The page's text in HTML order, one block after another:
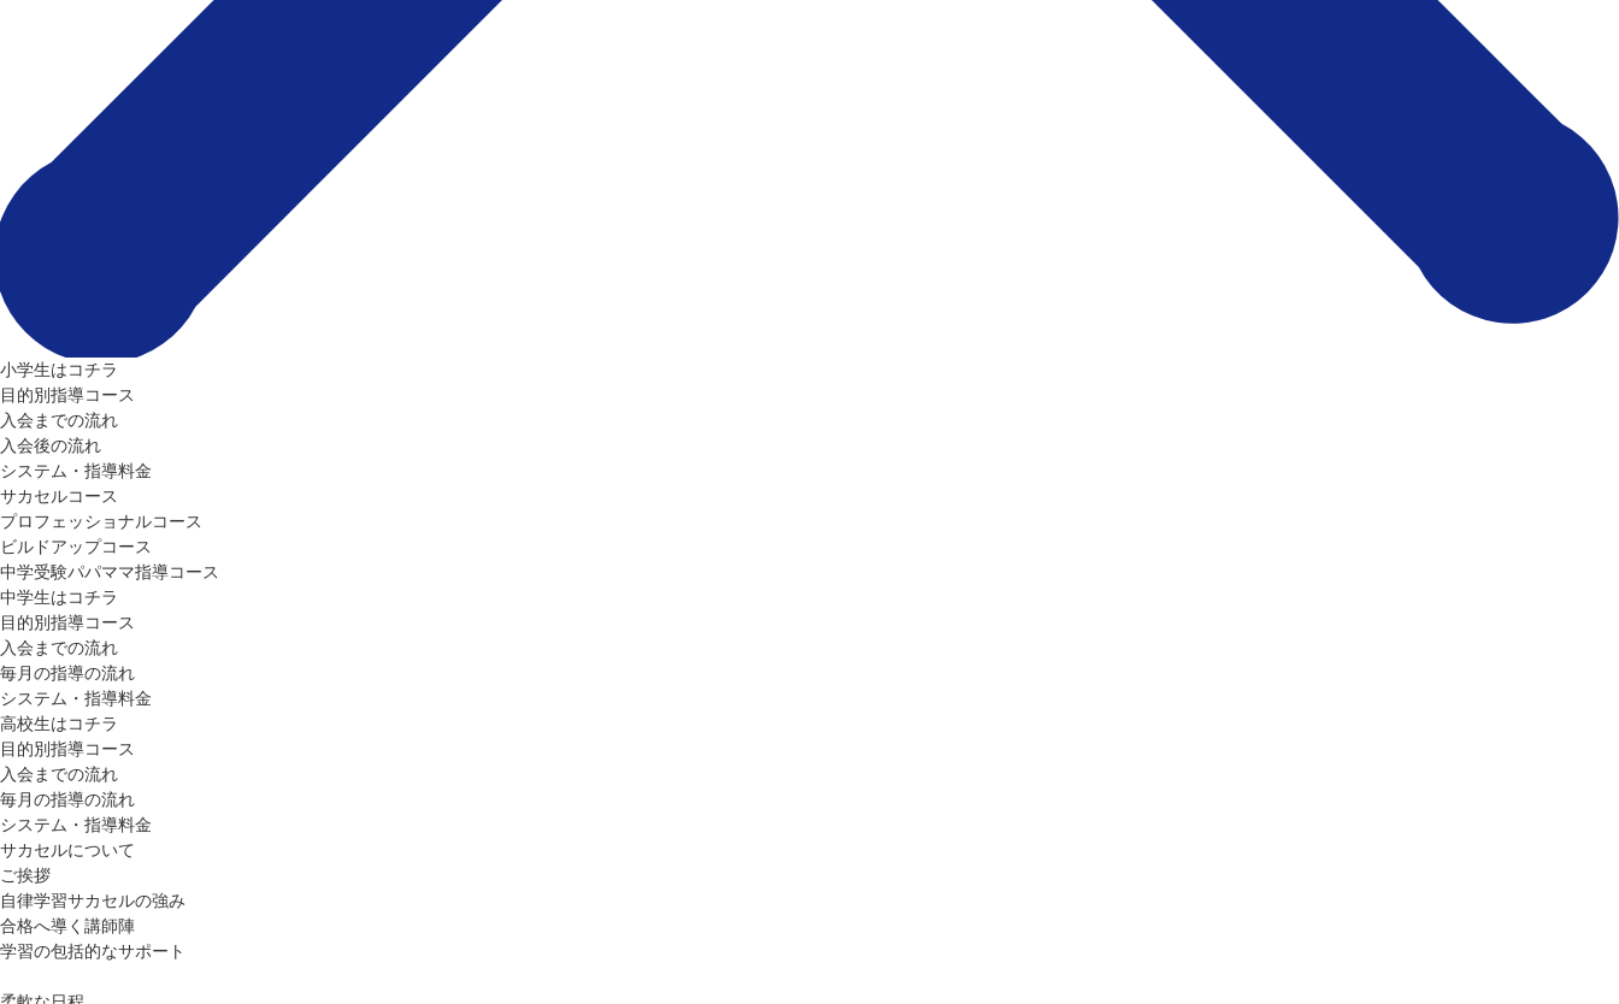
小学生はコチラ
目的別指導コース
入会までの流れ
入会後の流れ
システム・指導料金
サカセルコース
プロフェッショナルコース
ビルドアップコース
中学受験パパママ指導コース
中学生はコチラ
目的別指導コース
入会までの流れ
毎月の指導の流れ
システム・指導料金
高校生はコチラ
目的別指導コース
入会までの流れ
毎月の指導の流れ
システム・指導料金
サカセルについて
ご挨拶
自律学習サカセルの強み
合格へ導く講師陣
学習の包括的なサポート